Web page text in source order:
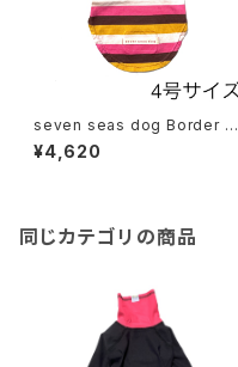
seven seas dog Border T
セブンシーズドッグ ボーダー
Tシャツ マーブル
¥4,620
同じカテゴリの商品